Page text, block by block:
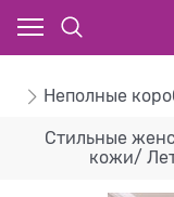
Неполные
Стильные
кожи/